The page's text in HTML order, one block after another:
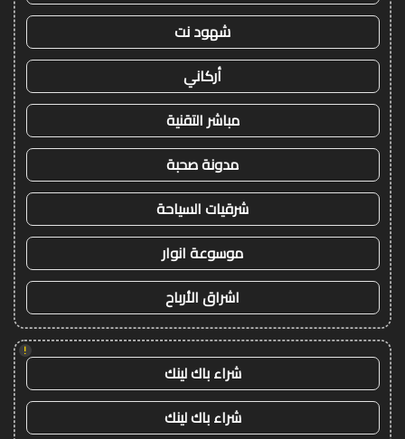
شهود نت
أركاني
مباشر التقنية
مدونة صحبة
شرقيات السياحة
موسوعة انوار
اشراق الأرباح
!
شراء باك لينك
شراء باك لينك